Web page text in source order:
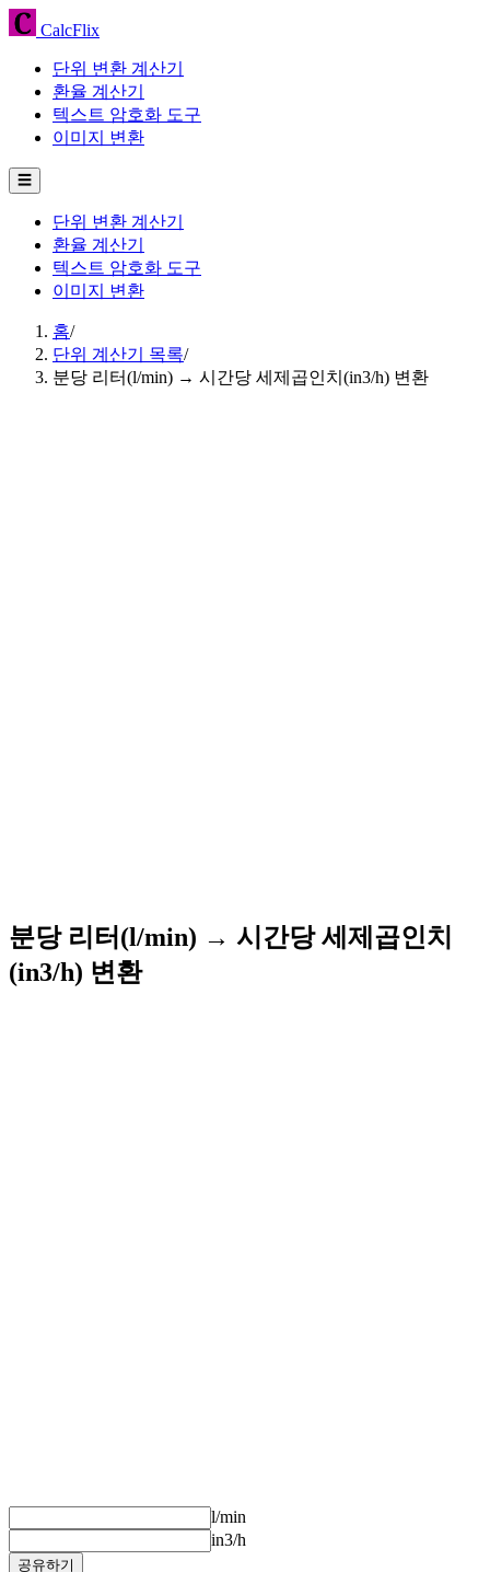
CalcFlix
단위 변환 계산기
환율 계산기
텍스트 암호화 도구
이미지 변환
☰
단위 변환 계산기
환율 계산기
텍스트 암호화 도구
이미지 변환
홈/
단위 계산기 목록/
분당 리터(l/min) → 시간당 세제곱인치(in3/h) 변환
분당 리터(l/min) → 시간당 세제곱인치
(in3/h) 변환
l/min
in3/h
공유하기